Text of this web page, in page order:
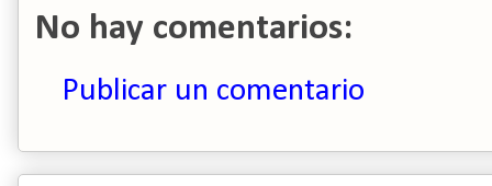
No hay comentarios:
Publicar un comentario